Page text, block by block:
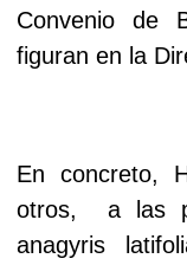
Convenio de
figuran en la
En concreto,
otros, a las
anagyris